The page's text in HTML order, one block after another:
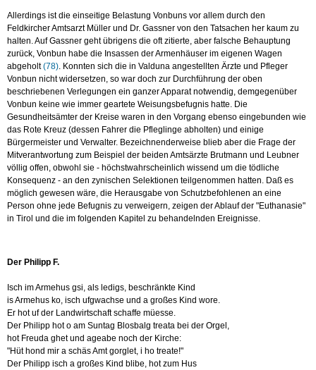
Allerdings ist die einseitige Belastung Vonbuns vor allem durch den
Feldkircher Amtsarzt Müller und Dr. Gassner von den Tatsachen her kaum zu
halten. Auf Gassner geht übrigens die oft zitierte, aber falsche Behauptung
zurück, Vonbun habe die Insassen der Armenhäuser im eigenen Wagen
abgeholt(78). Konnten sich die in Valduna angestellten Ärzte und Pfleger
Vonbun nicht widersetzen, so war doch zur Durchführung der oben
beschriebenen Verlegungen ein ganzer Apparat notwendig, demgegenüber
Vonbun keine wie immer geartete Weisungsbefugnis hatte. Die
Gesundheitsämter der Kreise waren in den Vorgang ebenso eingebunden wie
das Rote Kreuz (dessen Fahrer die Pfleglinge abholten) und einige
Bürgermeister und Verwalter. Bezeichnenderweise blieb aber die Frage der
Mitverantwortung zum Beispiel der beiden Amtsärzte Brutmann und Leubner
völlig offen, obwohl sie - höchstwahrscheinlich wissend um die tödliche
Konsequenz - an den zynischen Selektionen teilgenommen hatten. Daß es
möglich gewesen wäre, die Herausgabe von Schutzbefohlenen an eine
Person ohne jede Befugnis zu verweigern, zeigen der Ablauf der "Euthanasie"
in Tirol und die im folgenden Kapitel zu behandelnden Ereignisse.
Der Philipp F.
Isch im Armehus gsi, als ledigs, beschränkte Kind
is Armehus ko, isch ufgwachse und a großes Kind wore.
Er hot uf der Landwirtschaft schaffe müesse.
Der Philipp hot o am Suntag Blosbalg treata bei der Orgel,
hot Freuda ghet und ageabe noch der Kirche:
"Hüt hond mir a schäs Amt gorglet, i ho treate!"
Der Philipp isch a großes Kind blibe, hot zum Hus